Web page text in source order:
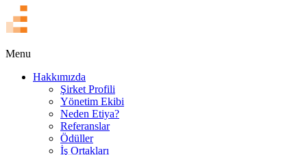
Menu
Hakkımızda
Şirket Profili
Yönetim Ekibi
Neden Etiya?
Referanslar
Ödüller
İş Ortakları